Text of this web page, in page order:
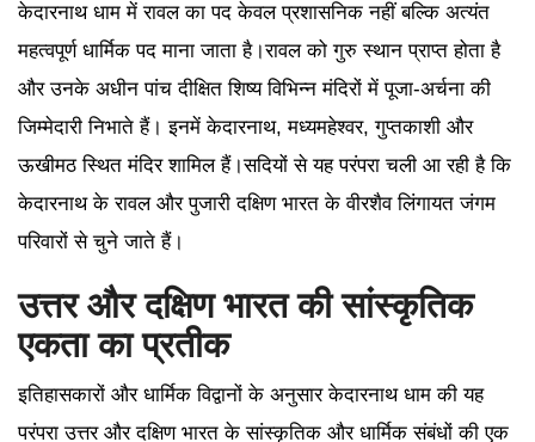
केदारनाथ धाम में रावल का पद केवल प्रशासनिक नहीं बल्कि अत्यंत
महत्वपूर्ण धार्मिक पद माना जाता है।रावल को गुरु स्थान प्राप्त होता है
और उनके अधीन पांच दीक्षित शिष्य विभिन्न मंदिरों में पूजा-अर्चना की
जिम्मेदारी निभाते हैं। इनमें केदारनाथ, मध्यमहेश्वर, गुप्तकाशी और
ऊखीमठ स्थित मंदिर शामिल हैं।सदियों से यह परंपरा चली आ रही है कि
केदारनाथ के रावल और पुजारी दक्षिण भारत के वीरशैव लिंगायत जंगम
परिवारों से चुने जाते हैं।
उत्तर और दक्षिण भारत की सांस्कृतिक
एकता का प्रतीक
इतिहासकारों और धार्मिक विद्वानों के अनुसार केदारनाथ धाम की यह
परंपरा उत्तर और दक्षिण भारत के सांस्कृतिक और धार्मिक संबंधों की एक